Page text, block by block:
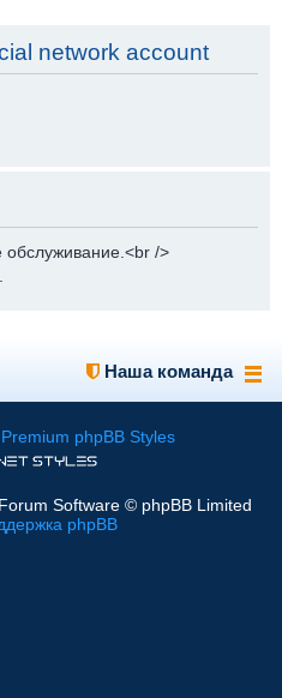
network account
обслуживание.<br />
Наша команда
Premium phpBB Styles
Software © phpBB Limited
phpBB